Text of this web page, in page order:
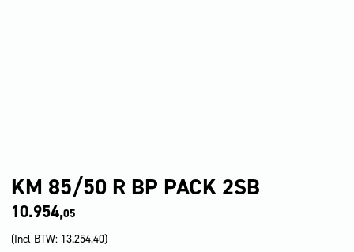
KM 85/50 R BP PACK 2SB
10.954,05
(Incl BTW: 13.254,40)